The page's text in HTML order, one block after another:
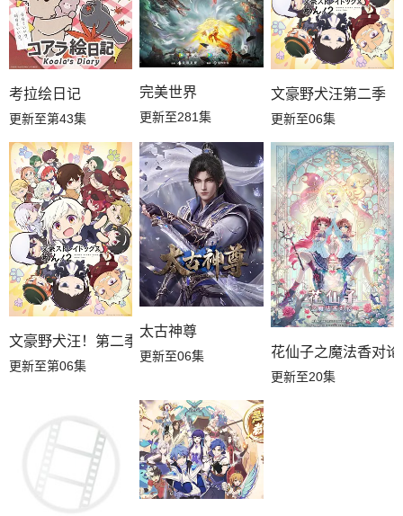
考拉绘日记
更新至第43集
完美世界
更新至281集
文豪野犬汪第二季
更新至06集
文豪野犬汪！第二季
更新至第06集
太古神尊
更新至06集 花仙子之魔法香对论
更新至20集